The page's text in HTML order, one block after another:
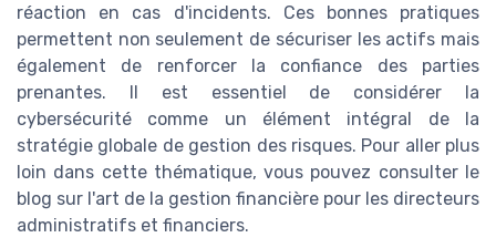
réaction en cas d'incidents. Ces bonnes pratiques
permettent non seulement de sécuriser les actifs mais
également de renforcer la confiance des parties
prenantes. Il est essentiel de considérer la
cybersécurité comme un élément intégral de la
stratégie globale de gestion des risques. Pour aller plus
loin dans cette thématique, vous pouvez consulter le
blog sur l'art de la gestion financière pour les directeurs
administratifs et financiers.